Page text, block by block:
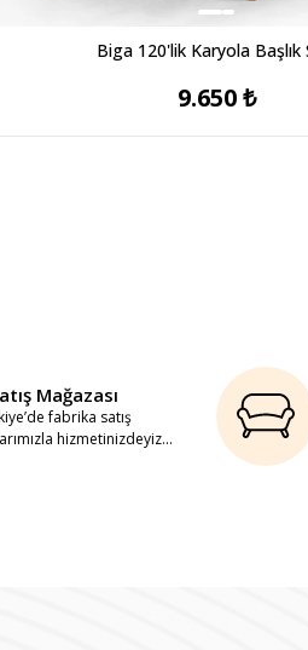
Biga 120'lik Karyola Başlık
9.650 ₺
Mağazası
fabrika satış
hizmetinizdeyiz...